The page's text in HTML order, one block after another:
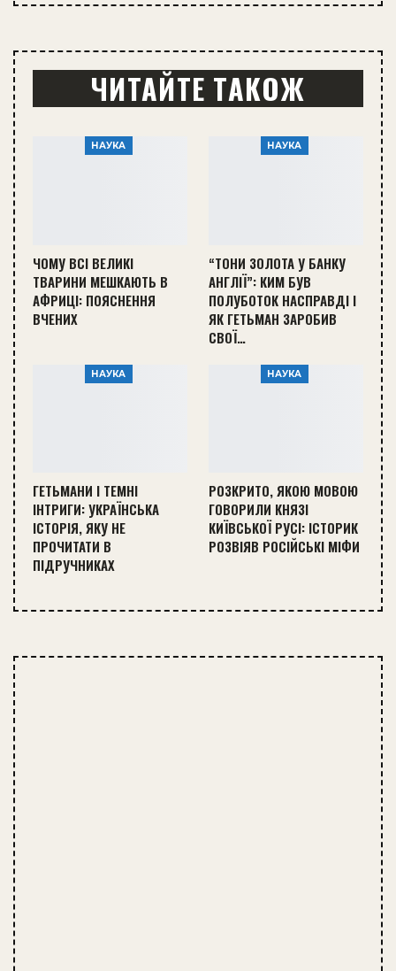
ЧИТАЙТЕ ТАКОЖ
НАУКА
ЧОМУ ВСІ ВЕЛИКІ
ТВАРИНИ МЕШКАЮТЬ В
АФРИЦІ: ПОЯСНЕННЯ
ВЧЕНИХ
НАУКА
“ТОНИ ЗОЛОТА У БАНКУ
АНГЛІЇ”: КИМ БУВ
ПОЛУБОТОК НАСПРАВДІ І
ЯК ГЕТЬМАН ЗАРОБИВ
СВОЇ…
НАУКА
ГЕТЬМАНИ І ТЕМНІ
ІНТРИГИ: УКРАЇНСЬКА
ІСТОРІЯ, ЯКУ НЕ
ПРОЧИТАТИ В
ПІДРУЧНИКАХ
НАУКА
РОЗКРИТО, ЯКОЮ МОВОЮ
ГОВОРИЛИ КНЯЗІ
КИЇВСЬКОЇ РУСІ: ІСТОРИК
РОЗВІЯВ РОСІЙСЬКІ МІФИ